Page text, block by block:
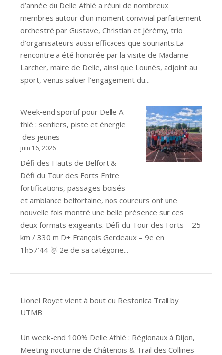
d’année du Delle Athlé a réuni de nombreux
membres autour d’un moment convivial parfaitement
orchestré par Gustave, Christian et Jérémy, trio
d’organisateurs aussi efficaces que souriants.La
rencontre a été honorée par la visite de Madame
Larcher, maire de Delle, ainsi que Lounès, adjoint au
sport, venus saluer l’engagement du...
Week‑end sportif pour Delle A
thlé : sentiers, piste et énergie
des jeunes
juin 16, 2026
Défi des Hauts de Belfort &
Défi du Tour des Forts Entre
fortifications, passages boisés
et ambiance belfortaine, nos coureurs ont une
nouvelle fois montré une belle présence sur ces
deux formats exigeants. Défi du Tour des Forts – 25
km / 330 m D+ François Gerdeaux – 9e en
1h57’44 🥈 2e de sa catégorie...
Lionel Royet vient à bout du Restonica Trail by
UTMB
Un week-end 100% Delle Athlé : Régionaux à Dijon,
Meeting nocturne de Châtenois & Trail des Collines